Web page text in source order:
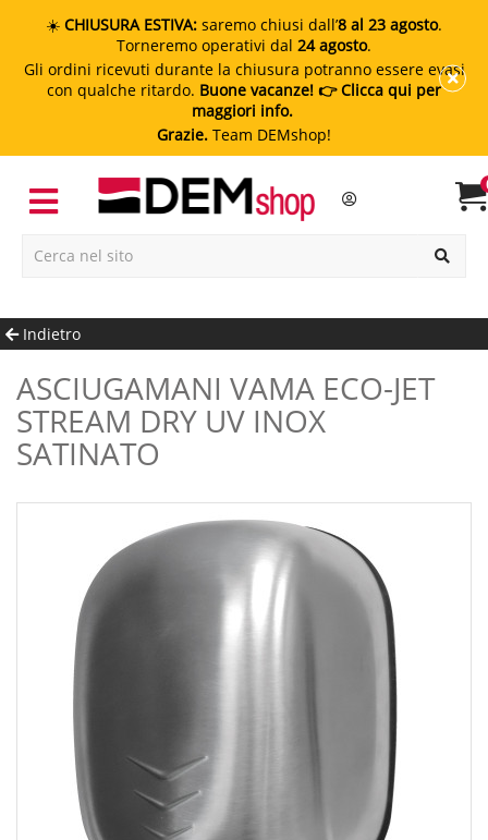
☀️ CHIUSURA ESTIVA: saremo chiusi dall’8 al 23 agosto.
Torneremo operativi dal 24 agosto.
Gli ordini ricevuti durante la chiusura potranno essere evasi
con qualche ritardo. Buone vacanze! 👉 Clicca qui per
maggiori info.
Grazie. Team DEMshop!
Indietro
ASCIUGAMANI VAMA ECO-JET
STREAM DRY UV INOX
SATINATO